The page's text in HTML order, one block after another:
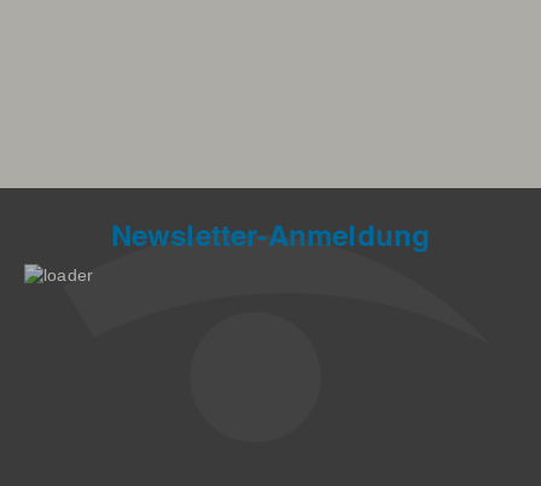
Newsletter-Anmeldung